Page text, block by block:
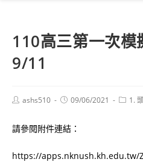
110高三第一次
9/11
Postashs510
Post09/06/2021
Post1.
請參閱附件連結：
https://apps.nknush.kh.edu.tw/